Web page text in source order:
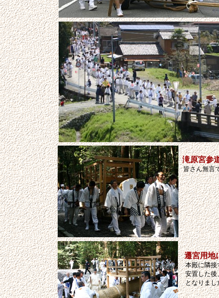
滝原宮参
皆さん無言
遷宮用地
本殿に隣接
安置した後
となりまし